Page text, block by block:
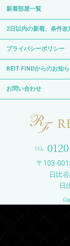
新着部屋一覧
2日以内の新着、条件改
プライバシーポリシー
REIT FINDからのお知
お問い合わせ
〒103-
日比
日